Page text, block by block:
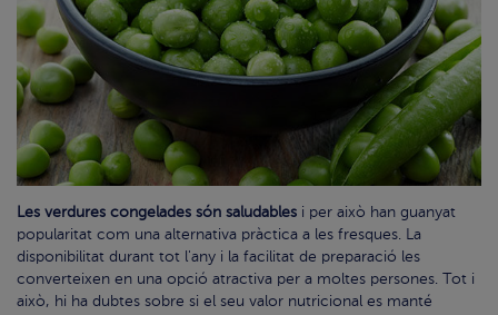
Les verdures congelades són saludables i per això han guanyat
popularitat com una alternativa pràctica a les fresques. La
disponibilitat durant tot l'any i la facilitat de preparació les
converteixen en una opció atractiva per a moltes persones. Tot i
això, hi ha dubtes sobre si el seu valor nutricional es manté